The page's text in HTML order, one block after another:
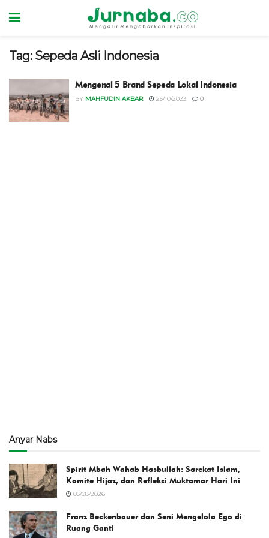
Tag: Sepeda Asli Indonesia
Mengenal 5 Brand Sepeda Lokal Indonesia
BY MAHFUDIN AKBAR 25/10/2023 0
Anyar Nabs
Spirit Mbah Wahab Hasbullah: Sarekat Islam,
Komite Hijaz, dan Refleksi Muktamar Hari Ini
05/08/2026
Franz Beckenbauer dan Seni Mengelola Ego di
Ruang Ganti